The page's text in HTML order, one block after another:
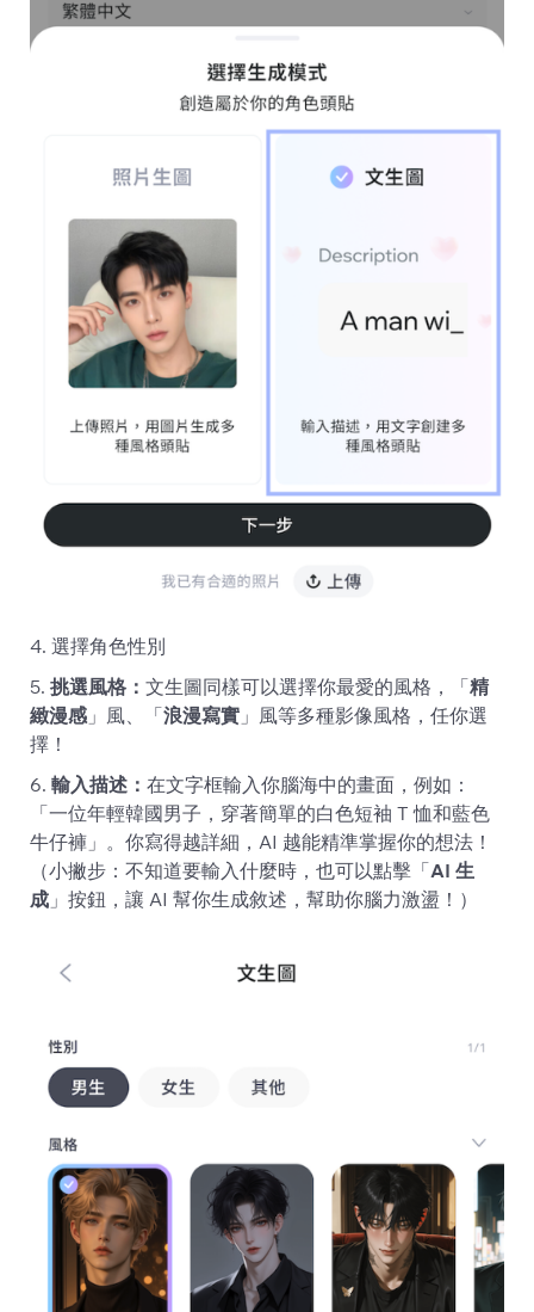
4. 選擇角色性別
5. 挑選風格： 文生圖同樣可以選擇你最愛的風格，「精
緻漫感」風、「浪漫寫實」風等多種影像風格，任你選
擇！
6. 輸入描述： 在文字框輸入你腦海中的畫面，例如：
「一位年輕韓國男子，穿著簡單的白色短袖 T 恤和藍色
牛仔褲」。你寫得越詳細，AI 越能精準掌握你的想法！
（小撇步：不知道要輸入什麼時，也可以點擊「AI 生
成」按鈕，讓 AI 幫你生成敘述，幫助你腦力激盪！）